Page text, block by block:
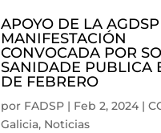
APOYO DE LA
MANIFESTACIÓN
CONVOCADA POR
SANIDADE PUBLICA
DE FEBRERO
por FADSP | Feb 2, 2024 |
Galicia, Noticias